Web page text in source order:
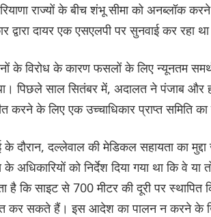
राज्यों के बीच शंभू सीमा को अनब्लॉक
द्वारा दायर एक एसएलपी पर सुनवाई कर रहा
के विरोध के कारण फसलों के लिए न्यूनतम
पिछले साल सितंबर में, अदालत ने पंजाब और
करने के लिए एक उच्चाधिकार प्राप्त समिति
के दौरान, दल्लेवाल की मेडिकल सहायता का
अधिकारियों को निर्देश दिया गया था कि वे
है कि साइट से 700 मीटर की दूरी पर
कर सकते हैं। इस आदेश का पालन न करने के